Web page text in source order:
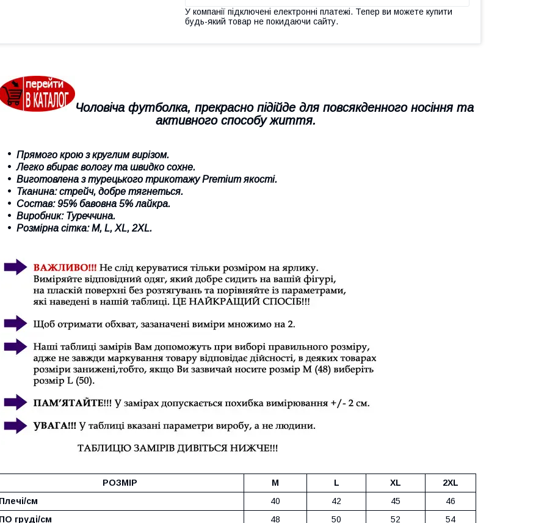
У компанії підключені електронні платежі. Тепер ви можете купити
будь-який товар не покидаючи сайту.
Чоловіча футболка, прекрасно підійде для повсякденного носіння та
активного способу життя.
Прямого крою з круглим вирізом.
Легко вбирає вологу та швидко сохне.
Виготовлена з турецького трикотажу Premium якості.
Тканина: стрейч, добре тягнеться.
Состав: 95% бавовна 5% лайкра.
Виробник: Туреччина.
Розмірна сітка:M, L, XL, 2XL.
РОЗМІР M L XL
2XL
см
40 42 45
46
груді/см
48 50 52
54